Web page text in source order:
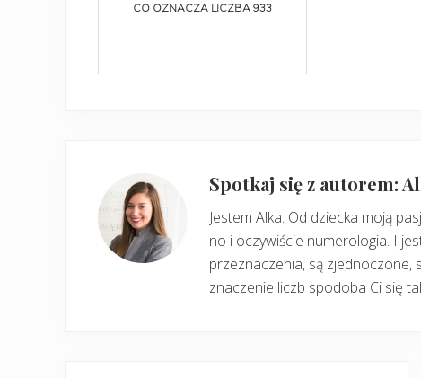
CO OZNACZA LICZBA 933
Spotkaj się z autorem:
Jestem Alka. Od dziecka moją
no i oczywiście numerologia. I
przeznaczenia, są zjednoczone,
znaczenie liczb spodoba Ci się